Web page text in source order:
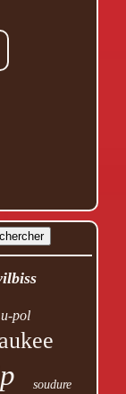
u-pol
soudure